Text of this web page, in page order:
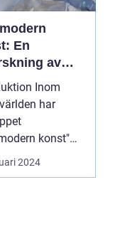
En
av
Mångfald
Inom
har
konst"
under
2024